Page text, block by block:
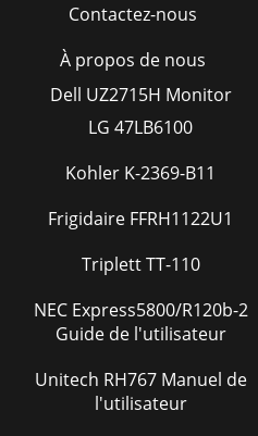
Contactez-nous
À propos de nous
Dell UZ2715H Monitor
LG 47LB6100
Kohler K-2369-B11
Frigidaire FFRH1122U1
Triplett TT-110
NEC Express5800/R120b-2
Guide de l'utilisateur
Unitech RH767 Manuel de
l'utilisateur